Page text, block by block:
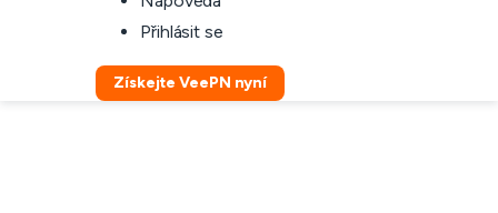
Přihlásit se
Získejte VeePN nyní